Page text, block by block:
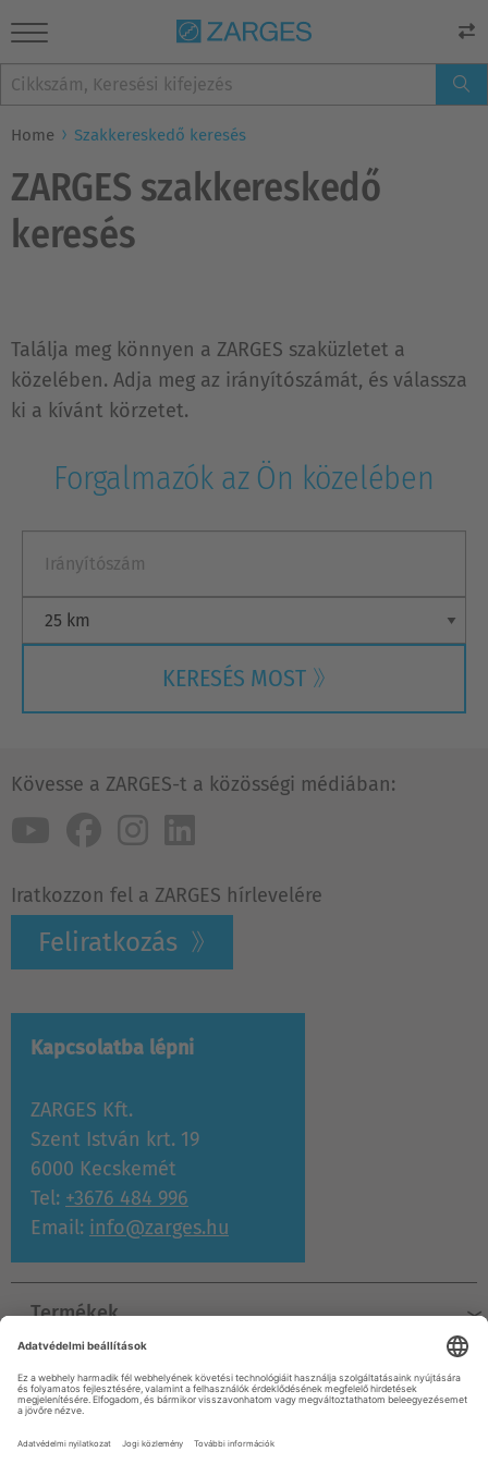
Home Szakkereskedő keresés
ZARGES szakkereskedő
keresés
Találja meg könnyen a ZARGES szaküzletet a
közelében. Adja meg az irányítószámát, és válassza
ki a kívánt körzetet.
Forgalmazók az Ön közelében
KERESÉS MOST
Kövesse a ZARGES-t a közösségi médiában:
Iratkozzon fel a ZARGES hírlevelére
Feliratkozás
Kapcsolatba lépni
ZARGES Kft.
Szent István krt. 19
6000 Kecskemét
Tel: +3676 484 996
Email: info@zarges.hu
Termékek
Súgó & szolgáltatás